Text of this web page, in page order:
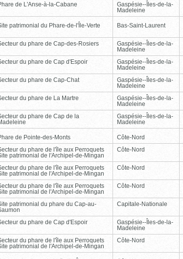
de L'Anse-à-la-Cabane
Gaspésie--Îles-de-la-
Madeleine
patrimonial du Phare-de-l'Île-Verte Bas-Saint-Laurent
du phare de Cap-des-Rosiers
Gaspésie--Îles-de-la-
Madeleine
du phare de Cap d'Espoir
Gaspésie--Îles-de-la-
Madeleine
du phare de Cap-Chat
Gaspésie--Îles-de-la-
Madeleine
du phare de La Martre
Gaspésie--Îles-de-la-
Madeleine
du phare de Cap de la
Gaspésie--Îles-de-la-
Madeleine
de Pointe-des-Monts Côte-Nord
du phare de l'île aux Perroquets
patrimonial de l'Archipel-de-Mingan
Côte-Nord
du phare de l'île aux Perroquets
patrimonial de l'Archipel-de-Mingan
Côte-Nord
du phare de l'île aux Perroquets
patrimonial de l'Archipel-de-Mingan
Côte-Nord
patrimonial du phare du Cap-au-
Capitale-Nationale
du phare de Cap d'Espoir
Gaspésie--Îles-de-la-
Madeleine
du phare de l'île aux Perroquets
patrimonial de l'Archipel-de-Mingan
Côte-Nord